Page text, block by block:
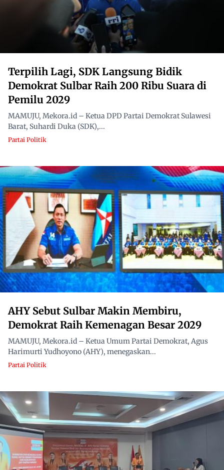
Terpilih Lagi, SDK Langsung Bidik
Demokrat Sulbar Raih 200 Ribu Suara di
Pemilu 2029
MAMUJU, Mekora.id – Ketua DPD Partai Demokrat Sulawesi
Barat, Suhardi Duka (SDK),...
Partai Politik
AHY Sebut Sulbar Makin Membiru,
Demokrat Raih Kemenagan Besar 2029
MAMUJU, Mekora.id – Ketua Umum Partai Demokrat, Agus
Harimurti Yudhoyono (AHY), menegaskan...
Partai Politik